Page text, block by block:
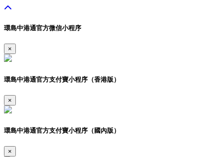
環島中港通官方微信小程序
×
環島中港通官方支付寶小程序（香港版）
×
環島中港通官方支付寶小程序（國內版）
×